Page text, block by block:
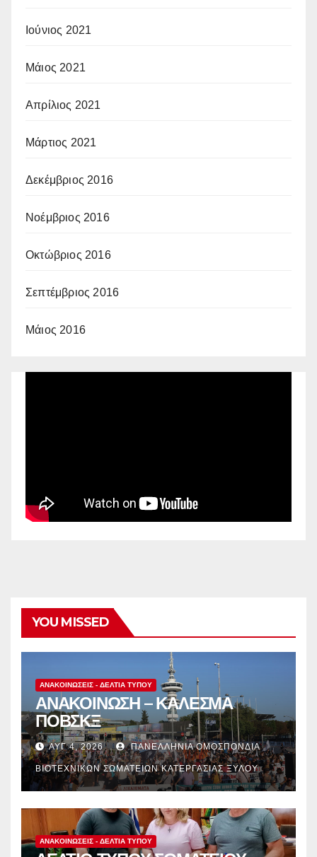
Ιούνιος 2021
Μάιος 2021
Απρίλιος 2021
Μάρτιος 2021
Δεκέμβριος 2016
Νοέμβριος 2016
Οκτώβριος 2016
Σεπτέμβριος 2016
Μάιος 2016
YOU MISSED
ΑΝΑΚΟΙΝΏΣΕΙΣ - ΔΕΛΤΊΑ ΤΎΠΟΥ
ΑΝΑΚΟΙΝΩΣΗ – ΚΑΛΕΣΜΑ
ΠΟΒΣΚΞ
ΑΥΓ 4, 2026 ΠΑΝΕΛΛΉΝΙΑ ΟΜΟΣΠΟΝΔΊΑ
ΒΙΟΤΕΧΝΙΚΏΝ ΣΩΜΑΤΕΊΩΝ ΚΑΤΕΡΓΑΣΊΑΣ ΞΎΛΟΥ
ΑΝΑΚΟΙΝΏΣΕΙΣ - ΔΕΛΤΊΑ ΤΎΠΟΥ